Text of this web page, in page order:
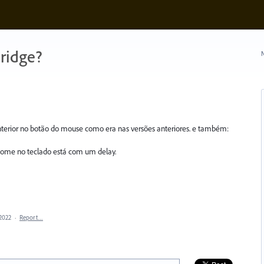
no botão do mouse como era nas versões anteriores. e também:
no teclado está com um delay.
· Report…